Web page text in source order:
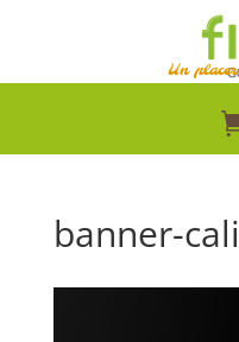
Un
banner-